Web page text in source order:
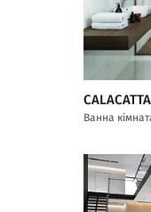
CALACATTA
Ванна